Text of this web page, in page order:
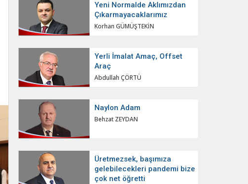
Yeni Normalde Aklımızdan
Çıkarmayacaklarımız
Korhan GÜMÜŞTEKİN
Yerli İmalat Amaç, Offset
Araç
Abdullah ÇÖRTÜ
Naylon Adam
Behzat ZEYDAN
Üretmezsek, başımıza
gelebilecekleri pandemi bize
çok net öğretti